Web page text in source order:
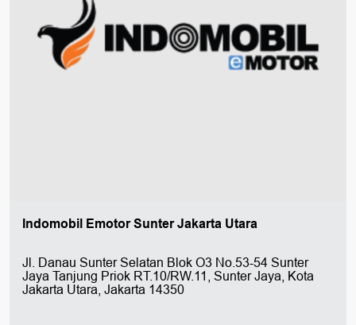
Indomobil Emotor Sunter Jakarta Utara
Jl. Danau Sunter Selatan Blok O3 No.53-54 Sunter
Jaya Tanjung Priok RT.10/RW.11, Sunter Jaya, Kota
Jakarta Utara, Jakarta 14350